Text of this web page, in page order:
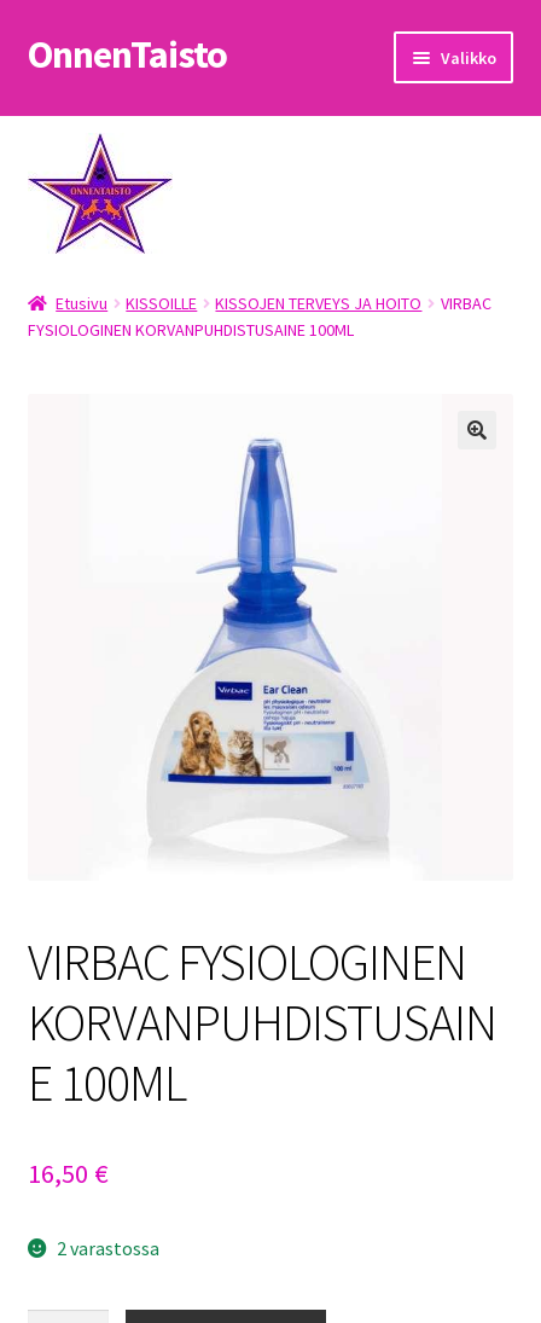
Siirry
navigointiin
Siirry
sisältöön
OnnenTaisto Valikko
Etusivu
Kassa
Oma tili
OnnenTaisto
Etusivu KISSOILLE KISSOJEN TERVEYS JA HOITO
VIRBAC
FYSIOLOGINEN KORVANPUHDISTUSAINE 100ML
VIRBAC FYSIOLOGINEN
KORVANPUHDISTUSAIN
E 100ML
16,50 €
2 varastossa